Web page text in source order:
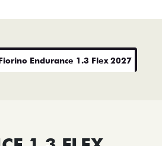
Endurance 1.3 Flex 2027